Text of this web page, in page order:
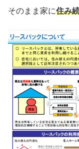
そのまま家に住み